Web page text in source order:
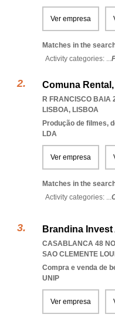
Ver empresa
Matches in the
Activity categories: ...
Comuna
R FRANCISCO BAIA
LISBOA, LISBOA
Produção de filmes,
LDA
Ver empresa
Matches in the
Activity categories: ...
Brandina
CASABLANCA 48
SAO CLEMENTE
Compra e venda de
UNIP
Ver empresa